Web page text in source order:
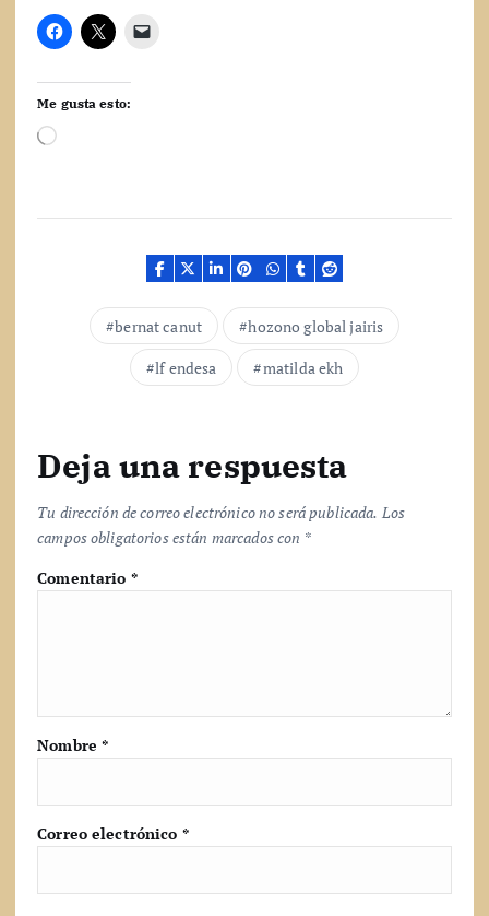
Me gusta esto:
C
a
bernat canut
hozono global jairis
lf endesa
matilda ekh
Deja una respuesta
Tu dirección de correo electrónico no será publicada. Los
campos obligatorios están marcados con *
Comentario *
Nombre*
Correo electrónico *